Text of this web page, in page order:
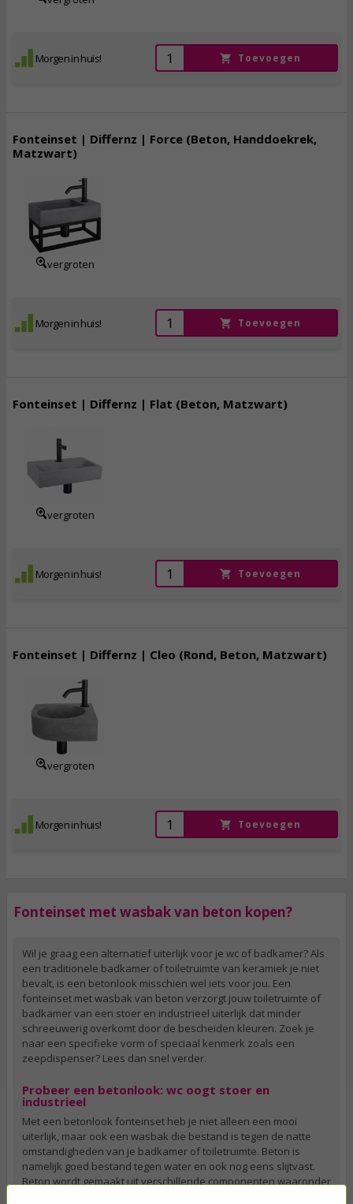
Morgen in huis! Toevoegen
Fonteinset | Differnz | Force (Beton, Handdoekrek,
Matzwart)
vergroten
Morgen in huis! Toevoegen
Fonteinset | Differnz | Flat (Beton, Matzwart)
vergroten
Morgen in huis! Toevoegen
Fonteinset | Differnz | Cleo (Rond, Beton, Matzwart)
vergroten
Morgen in huis! Toevoegen
Fonteinset met wasbak van beton kopen?
Wil je graag een alternatief uiterlijk voor je wc of badkamer? Als
een traditionele badkamer of toiletruimte van keramiek je niet
bevalt, is een betonlook misschien wel iets voor jou. Een
fonteinset met wasbak van beton verzorgt jouw toiletruimte of
badkamer van een stoer en industrieel uiterlijk dat minder
schreeuwerig overkomt door de bescheiden kleuren. Zoek je
naar een specifieke vorm of speciaal kenmerk zoals een
zeepdispenser? Lees dan snel verder.
Probeer een betonlook: wc oogt stoer en
industrieel
Met een betonlook fonteinset heb je niet alleen een mooi
uiterlijk, maar ook een wasbak die bestand is tegen de natte
omstandigheden van je badkamer of toiletruimte. Beton is
namelijk goed bestand tegen water en ook nog eens slijtvast.
Beton wordt gemaakt uit verschillende componenten waaronder